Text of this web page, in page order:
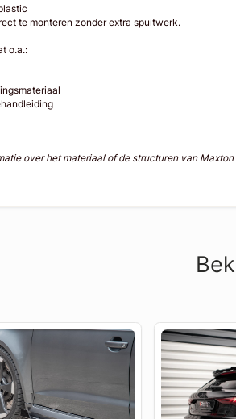
te monteren zonder extra spuitwerk.
o.a.:
over het materiaal of de structuren van